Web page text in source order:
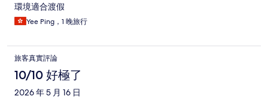
環境適合渡假
Yee Ping，1 晚旅行
旅客真實評論
10/10 好極了
2026 年 5 月 16 日